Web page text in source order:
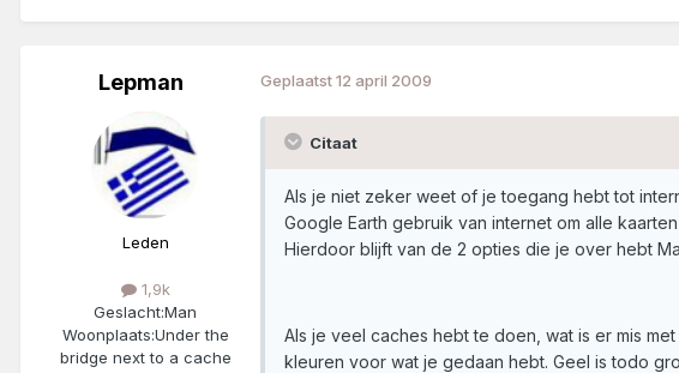
Lepman
Leden
1,9k
Geslacht:Man
Woonplaats:Under the
bridge next to a cache
Geplaatst12 april 2009
Citaat
Als je niet zeker weet of je toegang hebt tot
Google Earth gebruik van internet om alle
Hierdoor blijft van de 2 opties die je over hebt
Als je veel caches hebt te doen, wat is er mis
kleuren voor wat je gedaan hebt. Geel is todo